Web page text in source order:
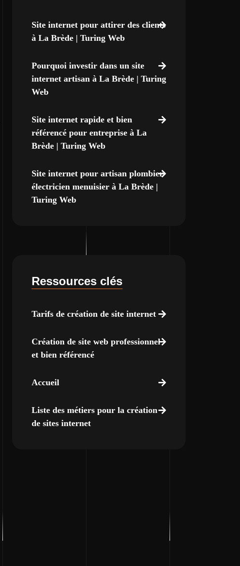
Site internet pour attirer des clients
à La Brède | Turing Web
Pourquoi investir dans un site
internet artisan à La Brède | Turing
Web
Site internet rapide et bien
référencé pour entreprise à La
Brède | Turing Web
Site internet pour artisan plombier
électricien menuisier à La Brède |
Turing Web
Ressources clés
Tarifs de création de site internet
Création de site web professionnel
et bien référencé
Accueil
Liste des métiers pour la création
de sites internet